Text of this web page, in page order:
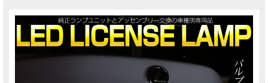
■動作電圧：DC6V
■色温度：7000K（ホワイト）
■入数：2個
■トヨタ用
・70系 カムリ H29.7- AXVA7#/ASV7#/GSV7#/AXVH7#
・210系 クラウン H27.4-H30.4 ※後期のみ GRS21#/AWS21#/ARS210